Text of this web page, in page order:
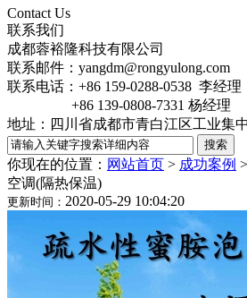
Contact Us
联系我们
成都蓉裕隆科技有限公司
联系邮件：yangdm@rongyulong.com
联系电话：+86 159-0288-0538 李经理
+86 139-0808-7331 杨经理
地址：四川省成都市青白江区工业集
你现在的位置： 网站首页 > 成功案例 >
空调(隔热保温)
更新时间： 2020-05-29 10:04:20